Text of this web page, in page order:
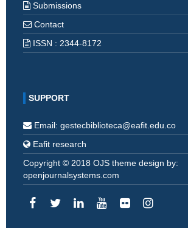
Submissions
Contact
ISSN : 2344-8172
SUPPORT
Email: gestecbiblioteca@eafit.edu.co
Eafit research
Copyright © 2018 OJS theme design by:
openjournalsystems.com